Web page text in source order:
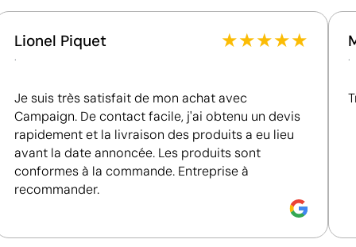
Couleurs unies intenses avec un excellent
La sérigraphie est une technique d’impression où
Fournisseur lié à une usine auditée selon une norme
reconnue, garantissant la vérification des
conditions de travail.
entreprises en matière de performance ESG.
Lionel Piquet
.
★★★★★
Je suis très satisfait de mon achat avec
Campaign. De contact facile, j'ai obtenu un devis
rapidement et la livraison des produits a eu lieu
avant la date annoncée. Les produits sont
conformes à la commande. Entreprise à
recommander.
.